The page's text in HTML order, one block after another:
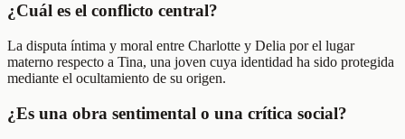
¿Cuál es el conflicto central?
La disputa íntima y moral entre Charlotte y Delia por el lugar
materno respecto a Tina, una joven cuya identidad ha sido protegida
mediante el ocultamiento de su origen.
¿Es una obra sentimental o una crítica social?